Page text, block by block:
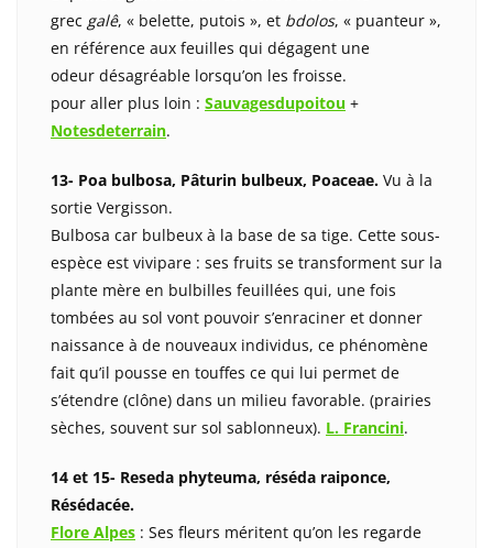
grec galê, « belette, putois », et bdolos, « puanteur »,
en référence aux feuilles qui dégagent une
odeur désagréable lorsqu’on les froisse.
pour aller plus loin : Sauvagesdupoitou +
Notesdeterrain.
13- Poa bulbosa, Pâturin bulbeux, Poaceae. Vu à la
sortie Vergisson.
Bulbosa car bulbeux à la base de sa tige. Cette sous-
espèce est vivipare : ses fruits se transforment sur la
plante mère en bulbilles feuillées qui, une fois
tombées au sol vont pouvoir s’enraciner et donner
naissance à de nouveaux individus, ce phénomène
fait qu’il pousse en touffes ce qui lui permet de
s’étendre (clône) dans un milieu favorable. (prairies
sèches, souvent sur sol sablonneux). L. Francini.
14 et 15- Reseda phyteuma, réséda raiponce,
Résédacée.
Flore Alpes : Ses fleurs méritent qu’on les regarde